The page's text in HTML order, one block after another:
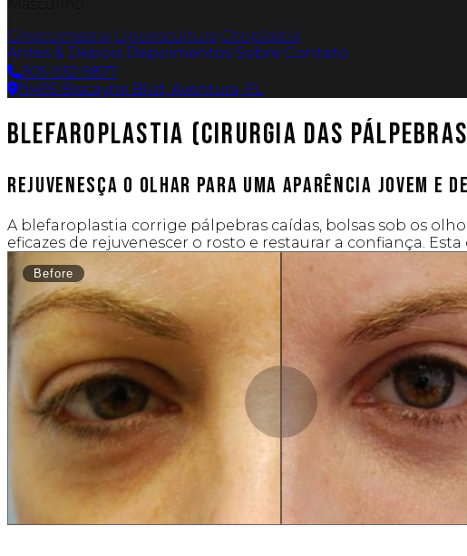
Ginecomastia Lipoescultura Otoplastia
Antes & Depois Depoimentos Sobre Contato
305-932-9877
19495 Biscayne Blvd, Aventura, FL
Blefaroplastia (Cirurgia das
Rejuvenesça o olhar para uma aparência jovem e
A blefaroplastia corrige pálpebras caídas, bolsas sob os
eficazes de rejuvenescer o rosto e restaurar a confiança.
Before